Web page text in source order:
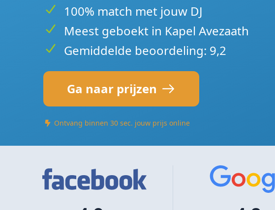
100% match met jouw DJ
Meest geboekt in Kapel Avezaath
Gemiddelde beoordeling: 9,2
Ga naar prijzen
Ontvang binnen 30 sec. jouw prijs online